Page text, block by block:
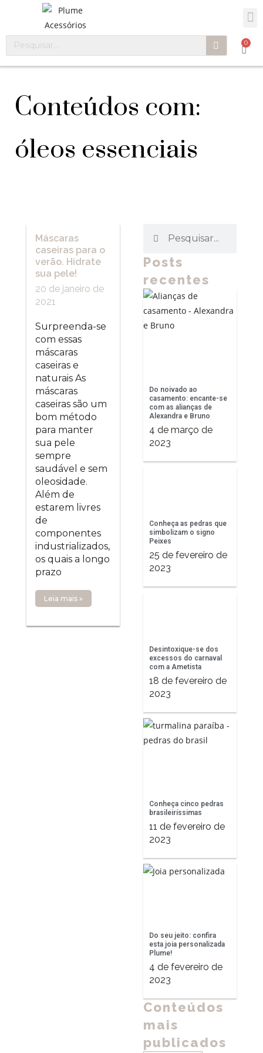
0
Conteúdos com:
óleos essenciais
Máscaras
caseiras para o
verão. Hidrate
sua pele!
20 de janeiro de
2021
Surpreenda-se
com essas
máscaras
caseiras e
naturais As
máscaras
caseiras são um
bom método
para manter
sua pele
sempre
saudável e sem
oleosidade.
Além de
estarem livres
de
componentes
industrializados,
os quais a longo
prazo
Leia mais »
Posts
recentes
Do noivado ao
casamento: encante-se
com as alianças de
Alexandra e Bruno
4 de março de
2023
Conheça as pedras que
simbolizam o signo
Peixes
25 de fevereiro de
2023
Desintoxique-se dos
excessos do carnaval
com a Ametista
18 de fevereiro de
2023
Conheça cinco pedras
brasileiríssimas
11 de fevereiro de
2023
Do seu jeito: confira
esta joia personalizada
Plume!
4 de fevereiro de
2023
Conteúdos
mais
publicados